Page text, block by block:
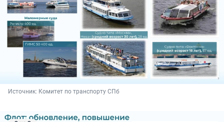
Источник: Комитет по транспорту СПб